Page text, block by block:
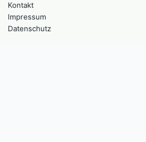
Kontakt
Impressum
Datenschutz